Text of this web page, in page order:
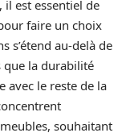
, il est essentiel de
faire un choix
s’étend au-delà de
que la durabilité
avec le reste de la
souhaitant